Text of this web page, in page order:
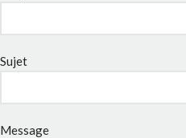
Sujet
Message